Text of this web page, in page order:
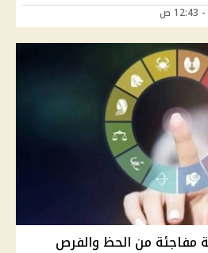
مفاجئة من الحظ والفرص